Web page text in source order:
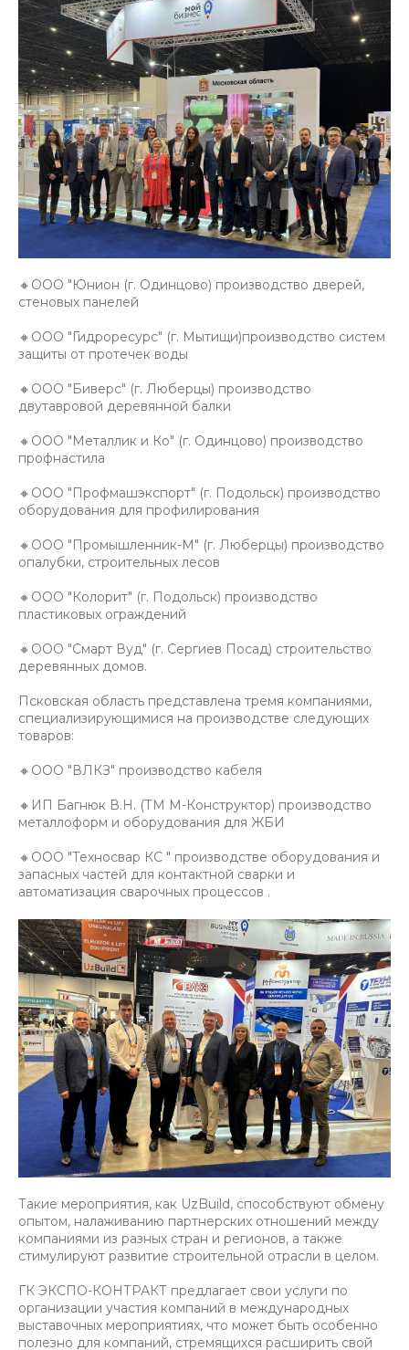
🔸ООО "Юнион (г. Одинцово) производство дверей,
стеновых панелей
🔸ООО "Гидроресурс" (г. Мытищи)производство систем
защиты от протечек воды
🔸ООО "Биверс" (г. Люберцы) производство
двутавровой деревянной балки
🔸ООО "Металлик и Ко" (г. Одинцово) производство
профнастила
🔸ООО "Профмашэкспорт" (г. Подольск) производство
оборудования для профилирования
🔸ООО "Промышленник-М" (г. Люберцы) производство
опалубки, строительных лесов
🔸ООО "Колорит" (г. Подольск) производство
пластиковых ограждений
🔸ООО "Смарт Вуд" (г. Сергиев Посад) строительство
деревянных домов.
Псковская область представлена тремя компаниями,
специализирующимися на производстве следующих
товаров:
🔸ООО "ВЛКЗ" производство кабеля
🔸ИП Багнюк В.Н. (ТМ М-Конструктор) производство
металлоформ и оборудования для ЖБИ
🔸ООО "Техносвар КС " производстве оборудования и
запасных частей для контактной сварки и
автоматизация сварочных процессов .
Такие мероприятия, как UzBuild, способствуют обмену
опытом, налаживанию партнерских отношений между
компаниями из разных стран и регионов, а также
стимулируют развитие строительной отрасли в целом.
ГК ЭКСПО-КОНТРАКТ предлагает свои услуги по
организации участия компаний в международных
выставочных мероприятиях, что может быть особенно
полезно для компаний, стремящихся расширить свой